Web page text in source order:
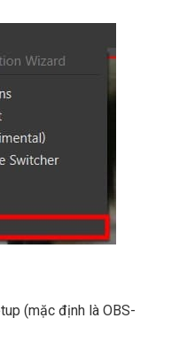
(mặc định là OBS-